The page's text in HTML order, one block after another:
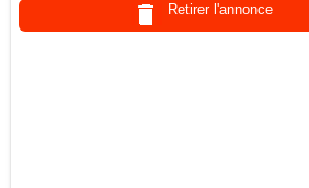
Retirer l'annonce